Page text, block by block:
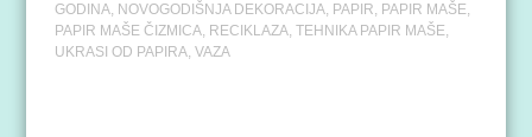
GODINA
NOVOGODIŠNJA DEKORACIJA PAPIR PAPIR MAŠE
PAPIR MAŠE ČIZMICA
RECIKLAZA ,TEHNIKA PAPIR MAŠE
UKRASI OD PAPIRA ,VAZA